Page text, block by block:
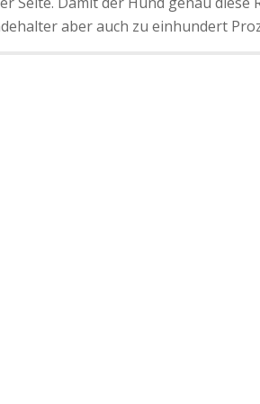
aber auch zu einhundert